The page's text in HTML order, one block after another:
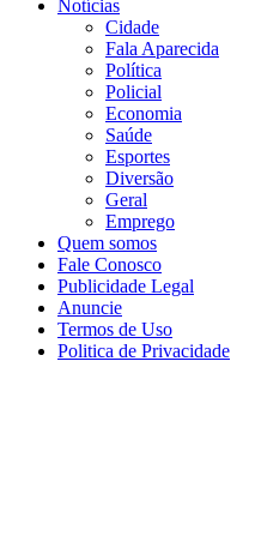
Notícias
Cidade
Fala Aparecida
Política
Policial
Economia
Saúde
Esportes
Diversão
Geral
Emprego
Quem somos
Fale Conosco
Publicidade Legal
Anuncie
Termos de Uso
Politica de Privacidade